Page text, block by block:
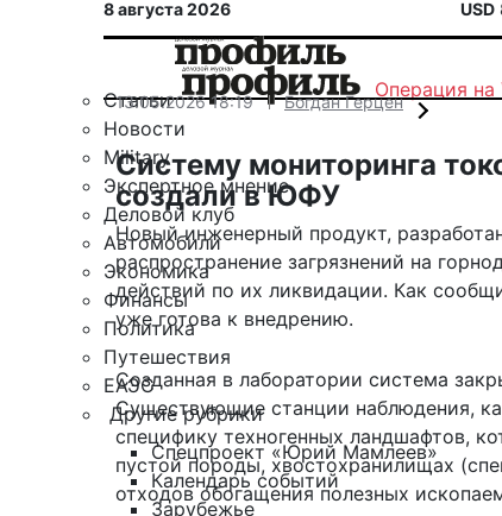
8 августа 2026 USD
Статьи
Новости
Military
Экспертное мнение
Деловой клуб
Автомобили
Экономика
Финансы
Политика
Путешествия
ЕАЭС
Другие рубрики
Спецпроект «Юрий Мамлеев»
Календарь событий
Зарубежье
Операция на
13.05.2026 18:19 Богдан Герцен
Систему мониторинга
создали в ЮФУ
Новый инженерный продукт,
распространение загрязнений на
действий по их ликвидации. Как
уже готова к внедрению.
Созданная в лаборатории система
Существующие станции наблюдения,
специфику техногенных ландшафтов,
пустой породы, хвостохранилищах
отходов обогащения полезных